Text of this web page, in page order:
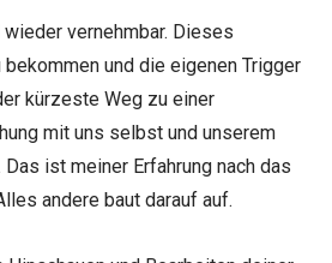
vernehmbar. Dieses
und die eigenen Trigger
kürzeste Weg zu einer
mit uns selbst und unserem
ist meiner Erfahrung nach das
andere baut darauf auf.